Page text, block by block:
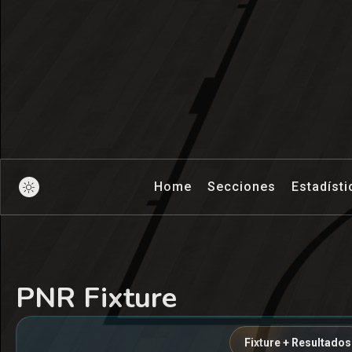
Pick And
Home Secciones
PNR Fixture
Fixture + Resultados